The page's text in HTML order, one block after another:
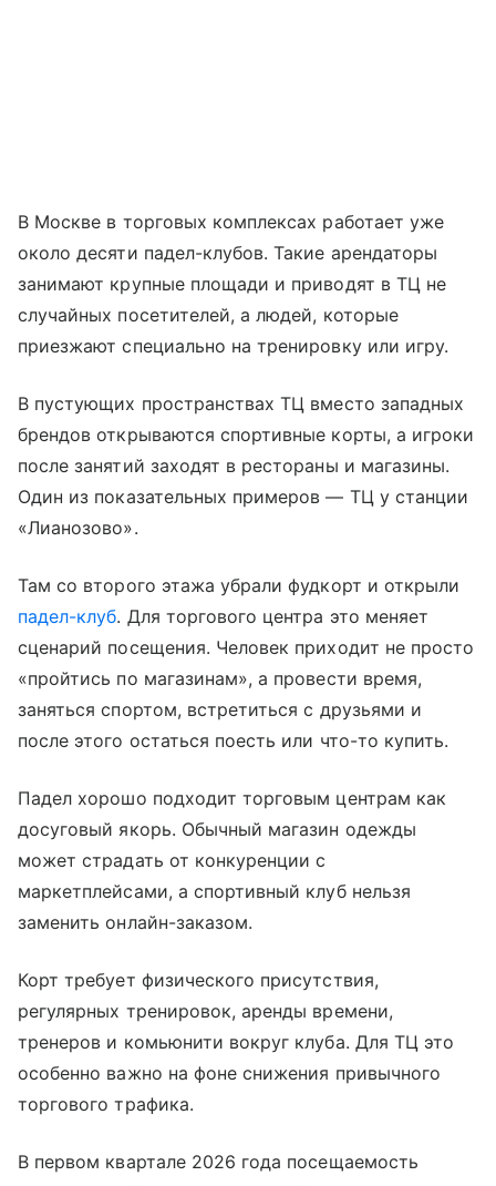
В Москве в торговых комплексах работает уже
около десяти падел-клубов. Такие арендаторы
занимают крупные площади и приводят в ТЦ не
случайных посетителей, а людей, которые
приезжают специально на тренировку или игру.
В пустующих пространствах ТЦ вместо западных
брендов открываются спортивные корты, а игроки
после занятий заходят в рестораны и магазины.
Один из показательных примеров — ТЦ у станции
«Лианозово».
Там со второго этажа убрали фудкорт и открыли
падел-клуб. Для торгового центра это меняет
сценарий посещения. Человек приходит не просто
«пройтись по магазинам», а провести время,
заняться спортом, встретиться с друзьями и
после этого остаться поесть или что-то купить.
Падел хорошо подходит торговым центрам как
досуговый якорь. Обычный магазин одежды
может страдать от конкуренции с
маркетплейсами, а спортивный клуб нельзя
заменить онлайн-заказом.
Корт требует физического присутствия,
регулярных тренировок, аренды времени,
тренеров и комьюнити вокруг клуба. Для ТЦ это
особенно важно на фоне снижения привычного
торгового трафика.
В первом квартале 2026 года посещаемость